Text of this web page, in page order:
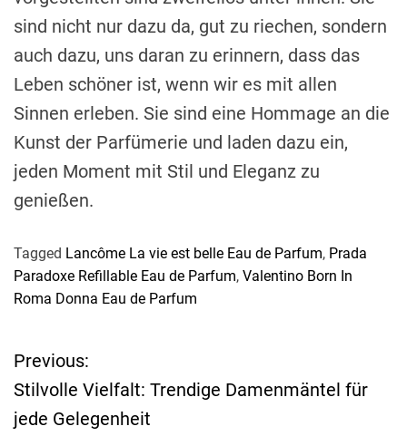
sind nicht nur dazu da, gut zu riechen, sondern
auch dazu, uns daran zu erinnern, dass das
Leben schöner ist, wenn wir es mit allen
Sinnen erleben. Sie sind eine Hommage an die
Kunst der Parfümerie und laden dazu ein,
jeden Moment mit Stil und Eleganz zu
genießen.
Tagged Lancôme La vie est belle Eau de Parfum, Prada
Paradoxe Refillable Eau de Parfum, Valentino Born In
Roma Donna Eau de Parfum
B
e
Previous:
Stilvolle Vielfalt: Trendige Damenmäntel für
jede Gelegenheit